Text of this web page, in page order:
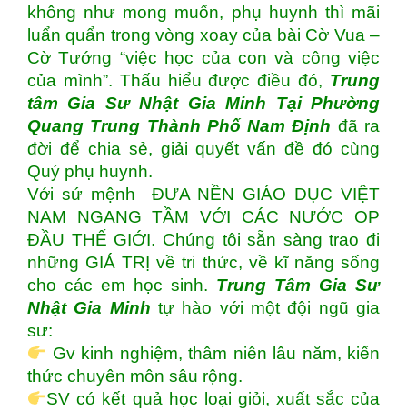
không như mong muốn, phụ huynh thì mãi
luẩn quẩn trong vòng xoay của bài Cờ Vua –
Cờ Tướng “việc học của con và công việc
của mình”. Thấu hiểu được điều đó, Trung
tâm Gia Sư Nhật Gia Minh Tại Phường
Quang Trung Thành Phố Nam Định đã ra
đời để chia sẻ, giải quyết vấn đề đó cùng
Quý phụ huynh.
Với sứ mệnh ĐƯA NỀN GIÁO DỤC VIỆT
NAM NGANG TẦM VỚI CÁC NƯỚC OP
ĐẦU THẾ GIỚI. Chúng tôi sẵn sàng trao đi
những GIÁ TRỊ về tri thức, về kĩ năng sống
cho các em học sinh. Trung Tâm Gia Sư
Nhật Gia Minh tự hào với một đội ngũ gia
sư:
Gv kinh nghiệm, thâm niên lâu năm, kiến
thức chuyên môn sâu rộng.
SV có kết quả học loại giỏi, xuất sắc của